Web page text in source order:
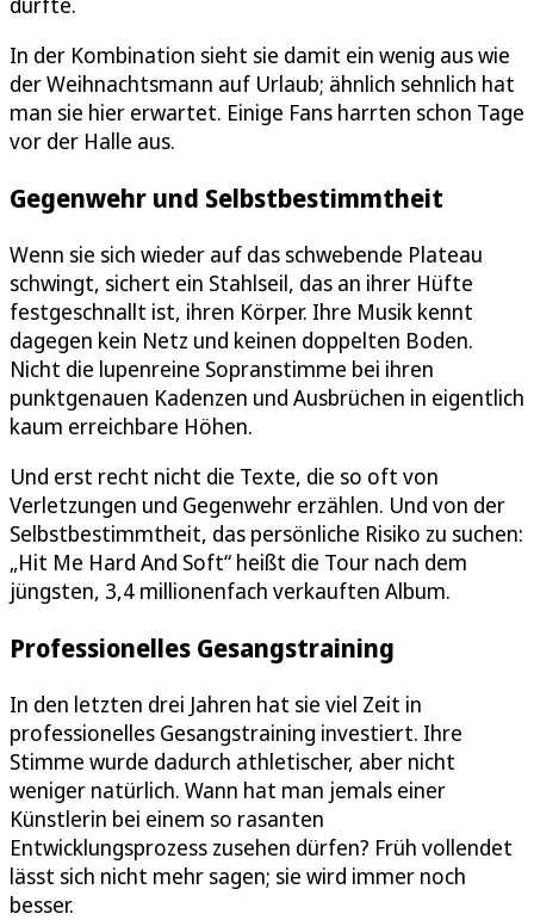
In der Kombination sieht sie damit ein wenig aus wie
der Weihnachtsmann auf Urlaub; ähnlich sehnlich hat
man sie hier erwartet. Einige Fans harrten schon Tage
vor der Halle aus.
Gegenwehr und Selbstbestimmtheit
Wenn sie sich wieder auf das schwebende Plateau
schwingt, sichert ein Stahlseil, das an ihrer Hüfte
festgeschnallt ist, ihren Körper. Ihre Musik kennt
dagegen kein Netz und keinen doppelten Boden.
Nicht die lupenreine Sopranstimme bei ihren
punktgenauen Kadenzen und Ausbrüchen in eigentlich
kaum erreichbare Höhen.
Und erst recht nicht die Texte, die so oft von
Verletzungen und Gegenwehr erzählen. Und von der
Selbstbestimmtheit, das persönliche Risiko zu suchen:
„Hit Me Hard And Soft“ heißt die Tour nach dem
jüngsten, 3,4 millionenfach verkauften Album.
Professionelles Gesangstraining
In den letzten drei Jahren hat sie viel Zeit in
professionelles Gesangstraining investiert. Ihre
Stimme wurde dadurch athletischer, aber nicht
weniger natürlich. Wann hat man jemals einer
Künstlerin bei einem so rasanten
Entwicklungsprozess zusehen dürfen? Früh vollendet
lässt sich nicht mehr sagen; sie wird immer noch
besser.